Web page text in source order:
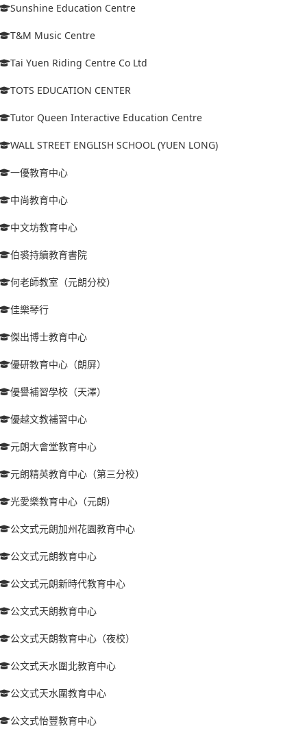
Sunshine Education Centre
T&M Music Centre
Tai Yuen Riding Centre Co Ltd
TOTS EDUCATION CENTER
Tutor Queen Interactive Education Centre
WALL STREET ENGLISH SCHOOL (YUEN LONG)
一優教育中心
中尚教育中心
中文坊教育中心
伯裘持續教育書院
何老師教室（元朗分校）
佳樂琴行
傑出博士教育中心
優研教育中心（朗屏）
優譽補習學校（天澤）
優越文教補習中心
元朗大會堂教育中心
元朗精英教育中心（第三分校）
光愛樂教育中心（元朗）
公文式元朗加州花園教育中心
公文式元朗教育中心
公文式元朗新時代教育中心
公文式天朗教育中心
公文式天朗教育中心（夜校）
公文式天水圍北教育中心
公文式天水圍教育中心
公文式怡豐教育中心